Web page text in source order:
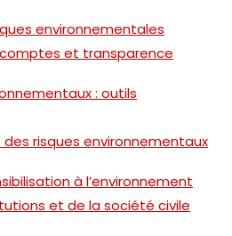
environnementales
et transparence
: outils
risques environnementaux
à l’environnement
et de la société civile